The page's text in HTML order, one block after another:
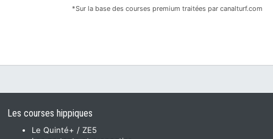
*Sur la base des courses premium traitées par canalturf.com
Les courses hippiques
Le Quinté+ / ZE5